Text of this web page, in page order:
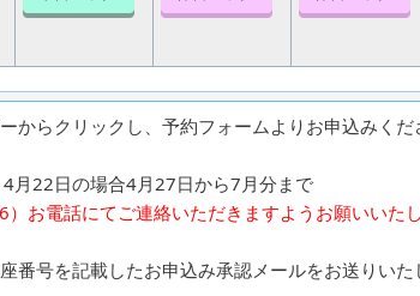
からクリックし、予約フォームよりお申込みくだ
月22日の場合4月27日から7月分まで
お電話にてご連絡いただきますようお願いいた
番号を記載したお申込み承認メールをお送りいた